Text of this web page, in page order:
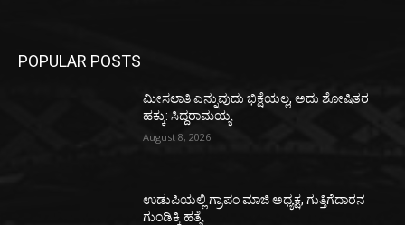
POPULAR POSTS
ಮೀಸಲಾತಿ ಎನ್ನುವುದು ಭಿಕ್ಷೆಯಲ್ಲ, ಅದು ಶೋಷಿತರ
ಹಕ್ಕು: ಸಿದ್ದರಾಮಯ್ಯ
August 8, 2026
ಉಡುಪಿಯಲ್ಲಿ ಗ್ರಾಪಂ ಮಾಜಿ ಅಧ್ಯಕ್ಷ, ಗುತ್ತಿಗೆದಾರನ
ಗುಂಡಿಕ್ಕಿ ಹತ್ಯೆ